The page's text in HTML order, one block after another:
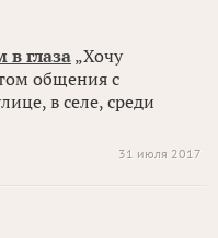
глаза „Хочу
общения с
в селе, среди
31 июля 2017